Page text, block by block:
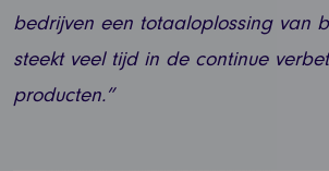
bedrijven een totaaloplossing van
steekt veel tijd in de continue
producten.”